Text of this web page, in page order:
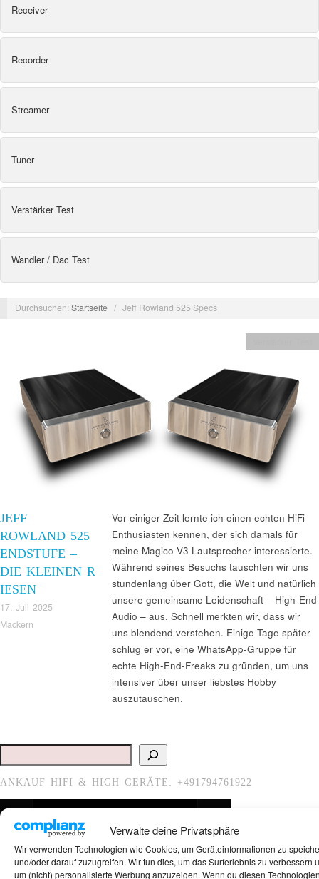
Verwalte deine Privatsphäre
Wir verwenden Technologien wie Cookies, um Geräteinformationen zu
und/oder darauf zuzugreifen. Wir tun dies, um das Surferlebnis zu verbessern
um (nicht) personalisierte Werbung anzuzeigen. Wenn du diesen
Receiver
Recorder
Streamer
Tuner
Verstärker Test
Wandler / Dac Test
Durchsuchen:Startseite / Jeff Rowland 525 Specs
JEFF
ROWLAND 525
ENDSTUFE –
DIE KLEINEN R
IESEN
17. Juli 2025
Mackern
Vor einiger Zeit lernte ich einen echten HiFi-
Enthusiasten kennen, der sich damals für
meine Magico V3 Lautsprecher interessierte.
Während seines Besuchs tauschten wir uns
stundenlang über Gott, die Welt und natürlich
unsere gemeinsame Leidenschaft – High-End
Audio – aus. Schnell merkten wir, dass wir
uns blendend verstehen. Einige Tage später
schlug er vor, eine WhatsApp-Gruppe für
echte High-End-Freaks zu gründen, um uns
intensiver über unser liebstes Hobby
auszutauschen.
ANKAUF HIFI & HIGH GERÄTE: +491794761922